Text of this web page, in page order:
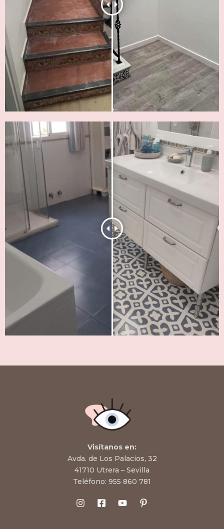
Visítanos en:
Avda. de Los Palacios, 32
41710 Utrera – Sevilla
Teléfono: 955 860 781